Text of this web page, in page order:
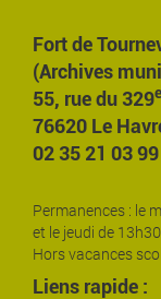
Fort de
(Archives
55, rue du 329e
76620 Le
02 35 21 03 99
Permanences : le
et le jeudi de
Hors vacances
Liens rapide :